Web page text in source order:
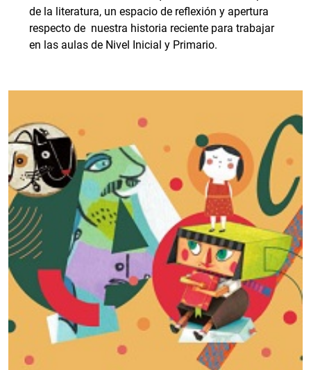
de la literatura, un espacio de reflexión y apertura
respecto de nuestra historia reciente para trabajar
en las aulas de Nivel Inicial y Primario.